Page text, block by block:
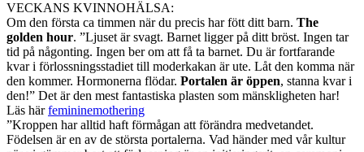
VECKANS KVINNOHÄLSA:
Om den första ca timmen när du precis har fött ditt barn. The
golden hour. ”Ljuset är svagt. Barnet ligger på ditt bröst. Ingen tar
tid på någonting. Ingen ber om att få ta barnet. Du är fortfarande
kvar i förlossningsstadiet till moderkakan är ute. Låt den komma när
den kommer. Hormonerna flödar. Portalen är öppen, stanna kvar i
den!” Det är den mest fantastiska plasten som mänskligheten har!
Läs härfemininemothering
”Kroppen har alltid haft förmågan att förändra medvetandet.
Födelsen är en av de största portalerna. Vad händer med vår kultur